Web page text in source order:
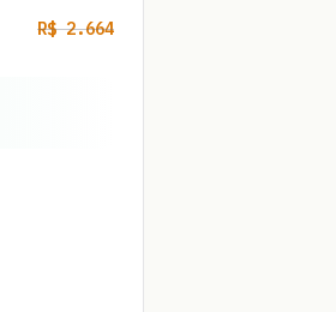
R$2.664